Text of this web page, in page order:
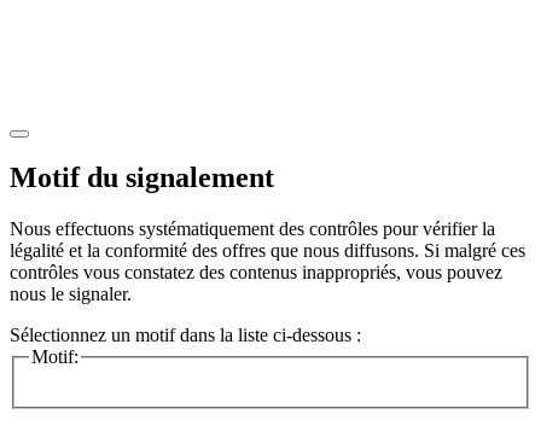
Motif du signalement
Nous effectuons systématiquement des contrôles pour vérifier la
légalité et la conformité des offres que nous diffusons. Si malgré ces
contrôles vous constatez des contenus inappropriés, vous pouvez
nous le signaler.
Sélectionnez un motif dans la liste ci-dessous :
Motif: